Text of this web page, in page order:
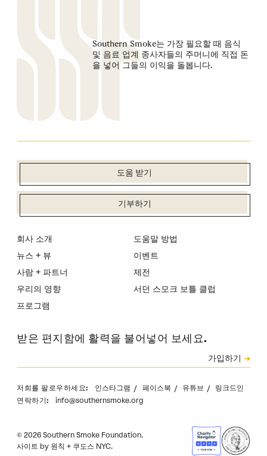
Southern Smoke는 가장 필요할 때 음식
및 음료 업계 종사자들의 주머니에 직접 돈
을 넣어 그들의 이익을 돌봅니다.
도움 받기
기부하기
회사 소개
뉴스 + 뷰
사람 + 파트너
우리의 영향
프로그램
도움말 방법
이벤트
제전
서던 스모크 보틀 클럽
받은 편지함에 활력을 불어넣어 보세요.
캡차
가입하기
저희를 팔로우하세요: 인스타그램 페이스북 유튜브 링크드인
연락하기: info@southernsmoke.org
© 2026 Southern Smoke Foundation.
사이트 by 원칙 + 쿠도스 NYC.